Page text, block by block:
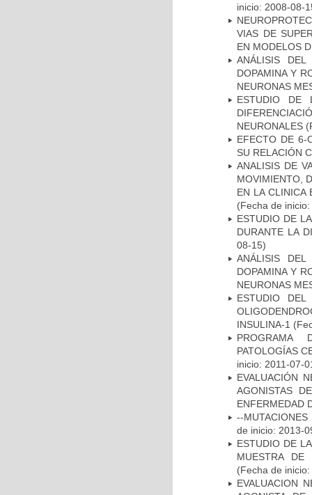
inicio: 2008-08-
VIAS DE
EN MODELOS
ANÁLISIS
DOPAMINA Y
NEURONAS
ESTUDIO DE
NEURONALES
EFECTO DE 6-
SU RELACIÓN
ANALISIS DE
MOVIMIENTO,
EN LA CLINICA
(Fecha de
ESTUDIO DE
DURANTE LA
08-15)
ANÁLISIS
DOPAMINA Y
NEURONAS
ESTUDIO
INSULINA-1
PROGRAMA
PATOLOGÍAS
inicio: 2011-07-
EVALUACIÓN
AGONISTAS
ENFERMEDAD
--
de inicio: 2013-
ESTUDIO DE
MUESTRA DE
(Fecha de
EVALUACION